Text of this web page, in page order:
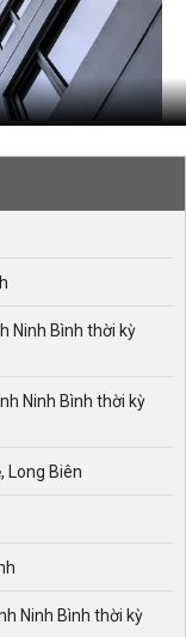
Ninh Bình thời kỳ
Ninh Bình thời kỳ
Long Biên
Ninh Bình thời kỳ